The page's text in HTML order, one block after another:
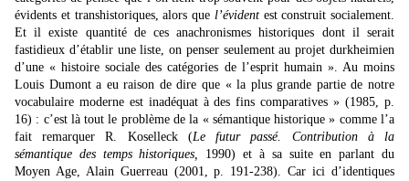
évidents et transhistoriques, alors que l’évidentest construit socialement.
Et il existe quantité de ces anachronismes historiques dont il serait
fastidieux d’établir une liste, on penser seulement au projet durkheimien
d’une « histoire sociale des catégories de l’esprit humain ». Au moins
Louis Dumont a eu raison de dire que « la plus grande partie de notre
vocabulaire moderne est inadéquat à des fins comparatives » (1985, p.
16) : c’est là tout le problème de la « sémantique historique » comme l’a
fait remarquer R. Koselleck (Le futur passé. Contribution à la
sémantique des temps historiques, 1990) et à sa suite en parlant du
Moyen Age, Alain Guerreau (2001, p. 191-238). Car ici d’identiques